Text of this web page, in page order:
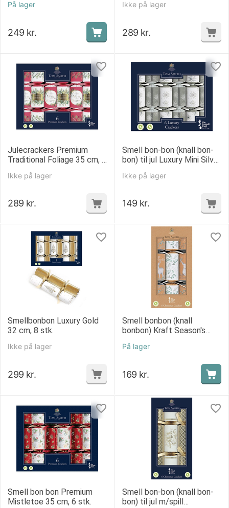
På lager
249 kr.
Ikke på lager
289 kr.
Julecrackers Premium
Traditional Foliage 35 cm, 6
Ikke på lager
289 kr.
Smell bon-bon (knall bon-
bon) til jul Luxury Mini Silver
Ikke på lager
149 kr.
Smellbonbon Luxury Gold
32 cm, 8 stk.
Ikke på lager
299 kr.
Smell bonbon (knall
bonbon) Kraft Season's
På lager
169 kr.
Smell bon bon Premium
Mistletoe 35 cm, 6 stk.
Smell bon-bon (knall bon-
bon) til jul m/spill